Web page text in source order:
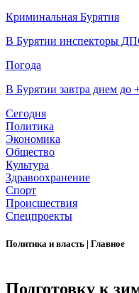
Криминальная Бурятия
В Бурятии инспекторы
Погода
В Бурятии завтра днем до
Сегодня
Политика
Экономика
Общество
Культура
Здравоохранение
Спорт
Происшествия
Спецпроекты
Политика и власть | Главное
Подготовку к